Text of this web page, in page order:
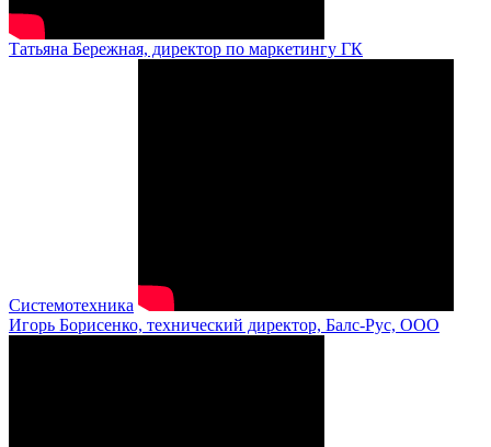
Татьяна Бережная, директор по маркетингу ГК
Системотехника
Игорь Борисенко, технический директор, Балс-Рус, ООО